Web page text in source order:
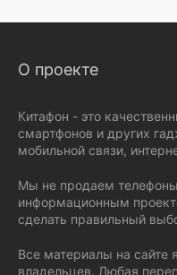
О проекте
Китафон - это
смартфонов и других
мобильной связи,
Мы не продаем
информационным
сделать правильный
Все материалы на сайте
владельцев. Любая